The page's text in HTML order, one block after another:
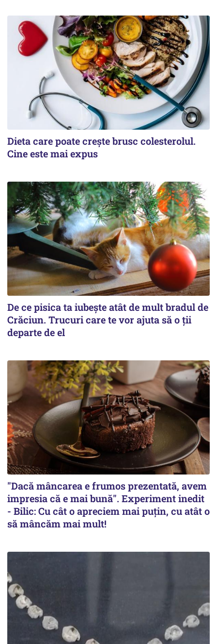
Dieta care poate crește brusc colesterolul.
Cine este mai expus
De ce pisica ta iubește atât de mult bradul de
Crăciun. Trucuri care te vor ajuta să o ții
departe de el
"Dacă mâncarea e frumos prezentată, avem
impresia că e mai bună". Experiment inedit
- Bilic: Cu cât o apreciem mai puțin, cu atât o
să mâncăm mai mult!